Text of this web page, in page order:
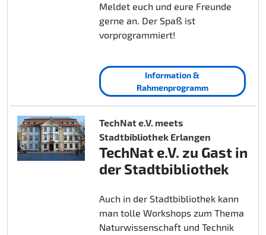
Meldet euch und eure Freunde
gerne an. Der Spaß ist
vorprogrammiert!
Information &
Rahmenprogramm
TechNat e.V. meets
Stadtbibliothek Erlangen
TechNat e.V. zu Gast in
der Stadtbibliothek
Auch in der Stadtbibliothek kann
man tolle Workshops zum Thema
Naturwissenschaft und Technik